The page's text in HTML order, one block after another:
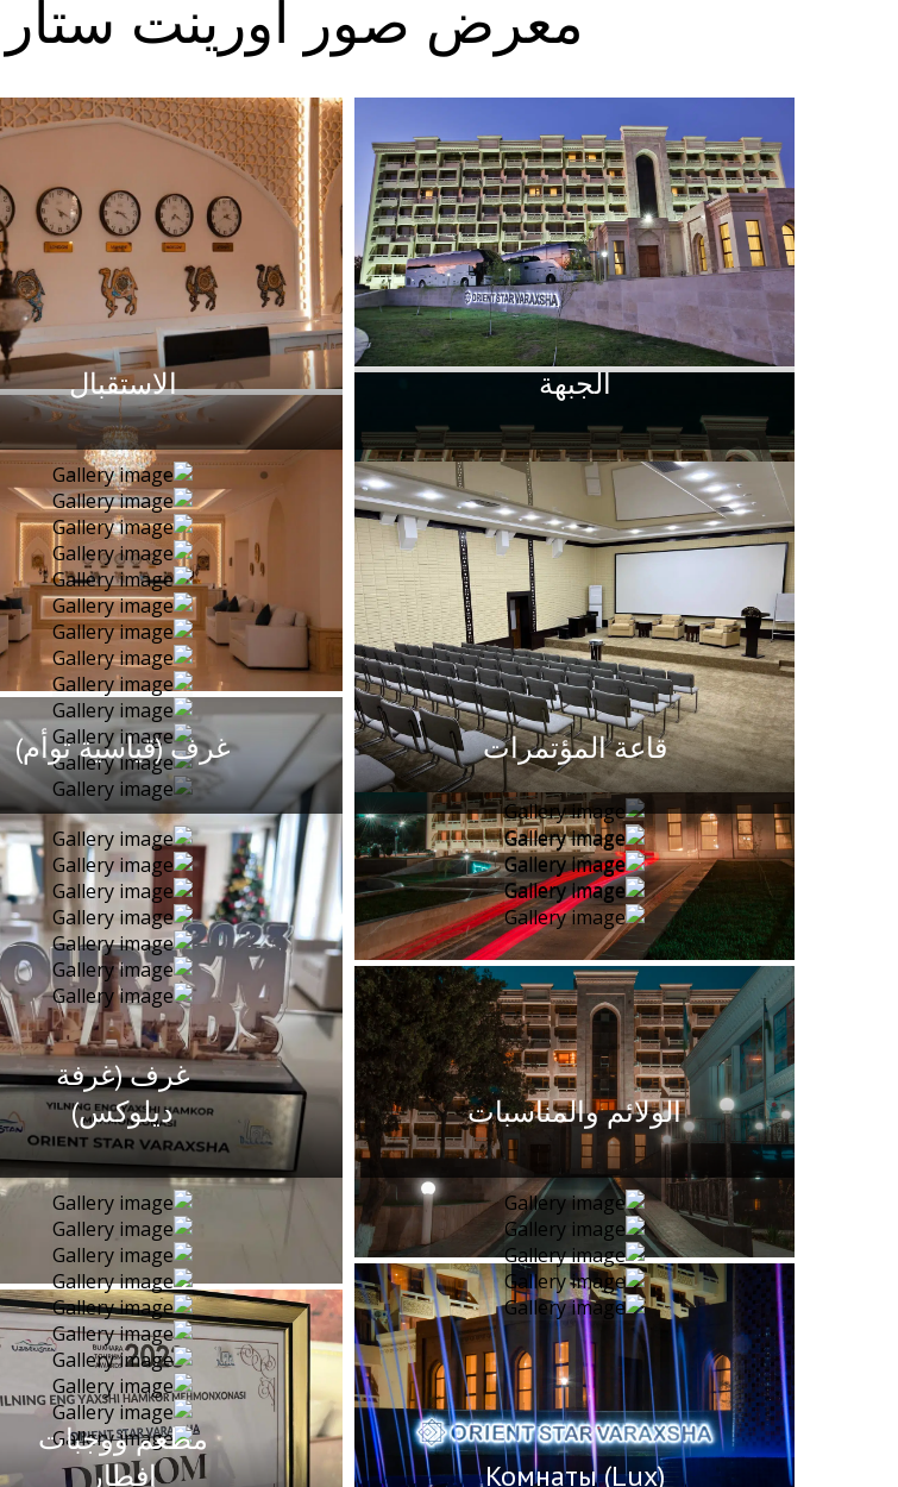
معرض صور أورينت ستار
الجبهة الاستقبال
قاعة المؤتمرات غرف (قياسية توأم)
الولائم والمناسبات
غرف (غرفة
ديلوكس)
Комнаты (Lux)
مطعم ووجبات
إفطار